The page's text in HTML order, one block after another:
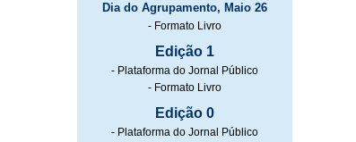
Dia do Agrupamento, Maio 26
- Formato Livro
Edição 1
- Plataforma do Jornal Público
- Formato Livro
Edição 0
- Plataforma do Jornal Público